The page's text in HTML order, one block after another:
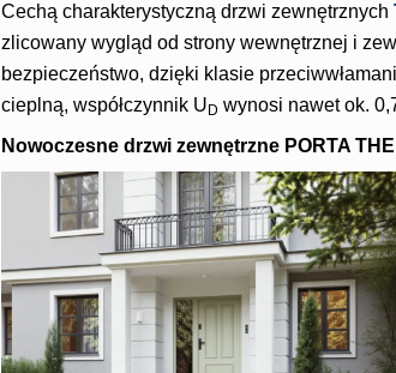
Cechą charakterystyczną drzwi zewnętrznych
zlicowany wygląd od strony wewnętrznej i
bezpieczeństwo, dzięki klasie
cieplną, współczynnik U D wynosi nawet ok.
Nowoczesne drzwi zewnętrzne PORTA